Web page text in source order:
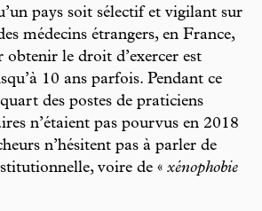
pays soit sélectif et vigilant sur
médecins étrangers, en France,
obtenir le droit d’exercer est
10 ans parfois. Pendant ce
des postes de praticiens
n’étaient pas pourvus en 2018
n’hésitent pas à parler de
voire de « xénophobie